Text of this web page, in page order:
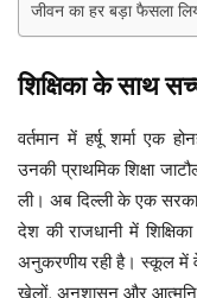
जीवन का हर बड़ा फैसला
शिक्षिका के साथ
वर्तमान में हर्षू शर्मा एक
उनकी प्राथमिक शिक्षा
ली। अब दिल्ली के एक
देश की राजधानी में
अनुकरणीय रही है। स्कूल में वे
खेलों, अनुशासन और